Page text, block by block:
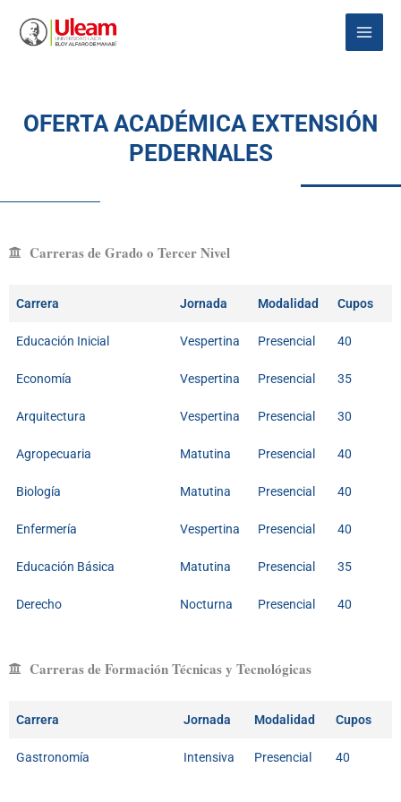
Main
Menu
OFERTA ACADÉMICA EXTENSIÓN
PEDERNALES
Carreras de Grado o Tercer Nivel
Carrera Jornada Modalidad Cupos
Educación Inicial Vespertina Presencial 40
Economía Vespertina Presencial 35
Arquitectura Vespertina Presencial 30
Agropecuaria Matutina Presencial 40
Biología Matutina Presencial 40
Enfermería Vespertina Presencial 40
Educación Básica Matutina Presencial 35
Derecho Nocturna Presencial 40
Carreras de Formación Técnicas y Tecnológicas
Carrera Jornada Modalidad Cupos
Gastronomía Intensiva Presencial 40